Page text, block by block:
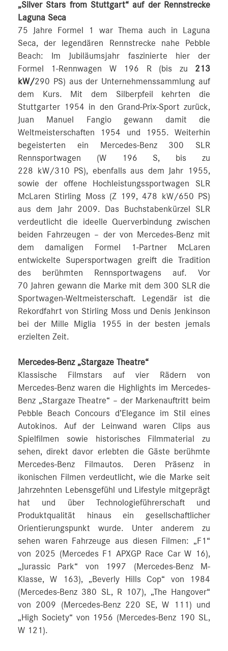
„Silver Stars from Stuttgart“ auf der Rennstrecke
Laguna Seca
75 Jahre Formel 1 war Thema auch in Laguna
Seca, der legendären Rennstrecke nahe Pebble
Beach: Im Jubiläumsjahr faszinierte hier der
Formel 1-Rennwagen W 196 R (bis zu 213
kW/290 PS) aus der Unternehmenssammlung auf
dem Kurs. Mit dem Silberpfeil kehrten die
Stuttgarter 1954 in den Grand-Prix-Sport zurück,
Juan Manuel Fangio gewann damit die
Weltmeisterschaften 1954 und 1955. Weiterhin
begeisterten ein Mercedes-Benz 300 SLR
Rennsportwagen (W 196 S, bis zu
228 kW/310 PS), ebenfalls aus dem Jahr 1955,
sowie der offene Hochleistungssportwagen SLR
McLaren Stirling Moss (Z 199, 478 kW/650 PS)
aus dem Jahr 2009. Das Buchstabenkürzel SLR
verdeutlicht die ideelle Querverbindung zwischen
beiden Fahrzeugen – der von Mercedes-Benz mit
dem damaligen Formel 1-Partner McLaren
entwickelte Supersportwagen greift die Tradition
des berühmten Rennsportwagens auf. Vor
70 Jahren gewann die Marke mit dem 300 SLR die
Sportwagen-Weltmeisterschaft. Legendär ist die
Rekordfahrt von Stirling Moss und Denis Jenkinson
bei der Mille Miglia 1955 in der besten jemals
erzielten Zeit.
Mercedes-Benz „Stargaze Theatre“
Klassische Filmstars auf vier Rädern von
Mercedes-Benz waren die Highlights im Mercedes-
Benz „Stargaze Theatre“ – der Markenauftritt beim
Pebble Beach Concours d’Elegance im Stil eines
Autokinos. Auf der Leinwand waren Clips aus
Spielfilmen sowie historisches Filmmaterial zu
sehen, direkt davor erlebten die Gäste berühmte
Mercedes-Benz Filmautos. Deren Präsenz in
ikonischen Filmen verdeutlicht, wie die Marke seit
Jahrzehnten Lebensgefühl und Lifestyle mitgeprägt
hat und über Technologieführerschaft und
Produktqualität hinaus ein gesellschaftlicher
Orientierungspunkt wurde. Unter anderem zu
sehen waren Fahrzeuge aus diesen Filmen: „F1“
von 2025 (Mercedes F1 APXGP Race Car W 16),
„Jurassic Park“ von 1997 (Mercedes-Benz M-
Klasse, W 163), „Beverly Hills Cop“ von 1984
(Mercedes-Benz 380 SL, R 107), „The Hangover“
von 2009 (Mercedes-Benz 220 SE, W 111) und
„High Society“ von 1956 (Mercedes-Benz 190 SL,
W 121).